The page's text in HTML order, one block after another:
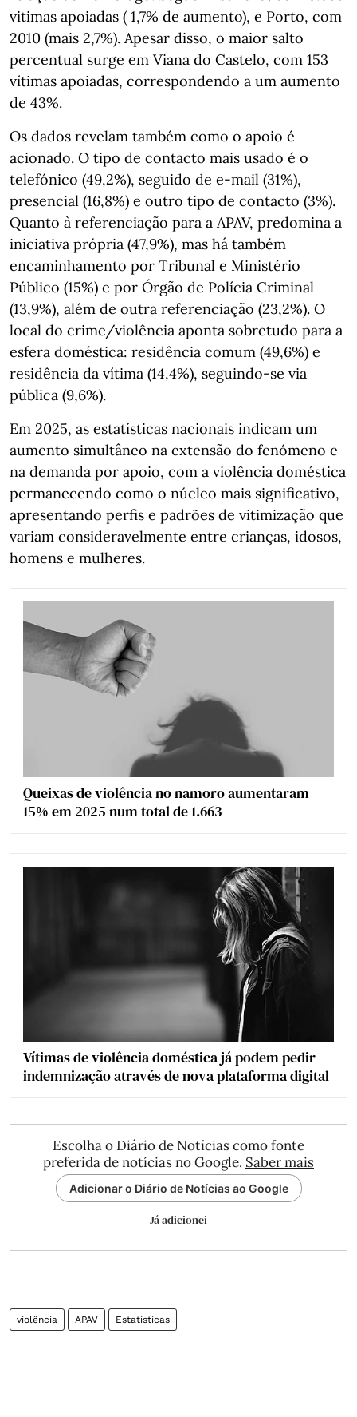
vitimas apoiadas ( 1,7% de aumento), e Porto, com
2010 (mais 2,7%). Apesar disso, o maior salto
percentual surge em Viana do Castelo, com 153
vítimas apoiadas, correspondendo a um aumento
de 43%.
Os dados revelam também como o apoio é
acionado. O tipo de contacto mais usado é o
telefónico (49,2%), seguido de e-mail (31%),
presencial (16,8%) e outro tipo de contacto (3%).
Quanto à referenciação para a APAV, predomina a
iniciativa própria (47,9%), mas há também
encaminhamento por Tribunal e Ministério
Público (15%) e por Órgão de Polícia Criminal
(13,9%), além de outra referenciação (23,2%). O
local do crime/violência aponta sobretudo para a
esfera doméstica: residência comum (49,6%) e
residência da vítima (14,4%), seguindo-se via
pública (9,6%).
Em 2025, as estatísticas nacionais indicam um
aumento simultâneo na extensão do fenómeno e
na demanda por apoio, com a violência doméstica
permanecendo como o núcleo mais significativo,
apresentando perfis e padrões de vitimização que
variam consideravelmente entre crianças, idosos,
homens e mulheres.
Queixas de violência no namoro aumentaram
15% em 2025 num total de 1.663
Vítimas de violência doméstica já podem pedir
indemnização através de nova plataforma digital
Escolha o Diário de Notícias como fonte
preferida de notícias no Google. Saber mais
Adicionar o Diário de Notícias ao Google
Já adicionei
violência APAV Estatísticas